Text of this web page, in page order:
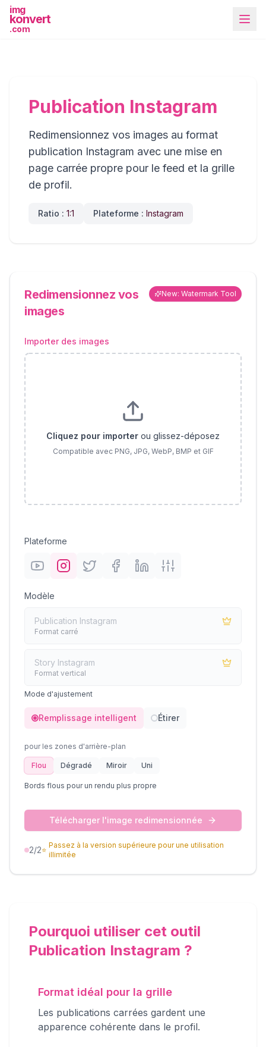
img
konvert
.com
Plus d'outils
Publication Instagram
Redimensionnez vos images au format
publication Instagram avec une mise en
page carrée propre pour le feed et la grille
de profil.
Ratio : 1:1 Plateforme : Instagram
Redimensionnez vos
images
New: Watermark Tool
Importer des images
Cliquez pour importer ou glissez-déposez
Compatible avec PNG, JPG, WebP, BMP et GIF
Plateforme
Modèle
Publication Instagram
Format carré
Story Instagram
Format vertical
Mode d'ajustement
Remplissage intelligent Étirer
pour les zones d'arrière-plan
Flou Dégradé Miroir Uni
Bords flous pour un rendu plus propre
Télécharger l'image redimensionnée
2/2⭐
Passez à la version supérieure pour une utilisation
illimitée
Pourquoi utiliser cet outil
Publication Instagram ?
Format idéal pour la grille
Les publications carrées gardent une
apparence cohérente dans le profil.